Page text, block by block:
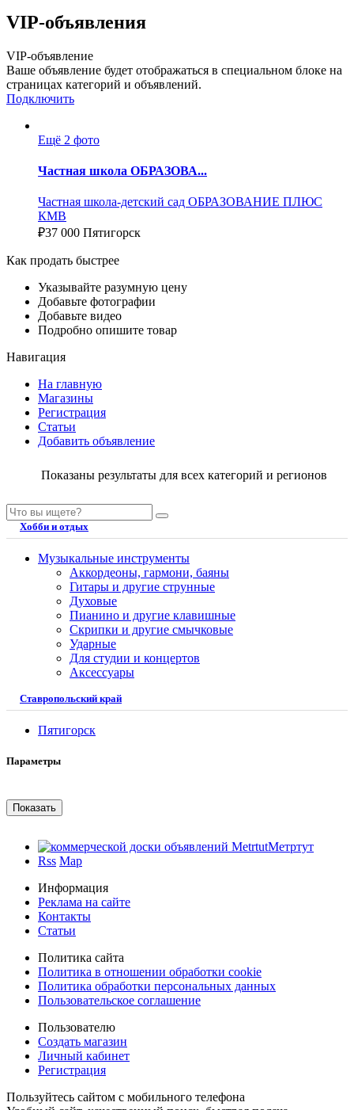
VIP-объявления
VIP-объявление
Ваше объявление будет отображаться в специальном блоке на
страницах категорий и объявлений.
Подключить
Ещё 2 фото
Частная школа ОБРАЗОВА...
Частная школа-детский сад ОБРАЗОВАНИЕ ПЛЮС
КМВ
₽37 000 Пятигорск
Как продать быстрее
Указывайте разумную цену
Добавьте фотографии
Добавьте видео
Подробно опишите товар
Навигация
На главную
Магазины
Регистрация
Статьи
Добавить объявление
Показаны результаты для всех категорий и регионов
Хобби и отдых
Музыкальные инструменты
Аккордеоны, гармони, баяны
Гитары и другие струнные
Духовые
Пианино и другие клавишные
Скрипки и другие смычковые
Ударные
Для студии и концертов
Аксессуары
Ставропольский край
Пятигорск
Параметры
Метртут
Rss Map
Информация
Реклама на сайте
Контакты
Статьи
Политика сайта
Политика в отношении обработки cookie
Политика обработки персональных данных
Пользовательское соглашение
Пользователю
Создать магазин
Личный кабинет
Регистрация
Пользуйтесь сайтом с мобильного телефона